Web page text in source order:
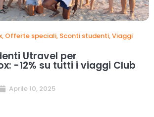
, Offerte speciali, Sconti studenti,Viaggi
Utravel per
-12% su tutti i viaggi Club
Aprile 10, 2025